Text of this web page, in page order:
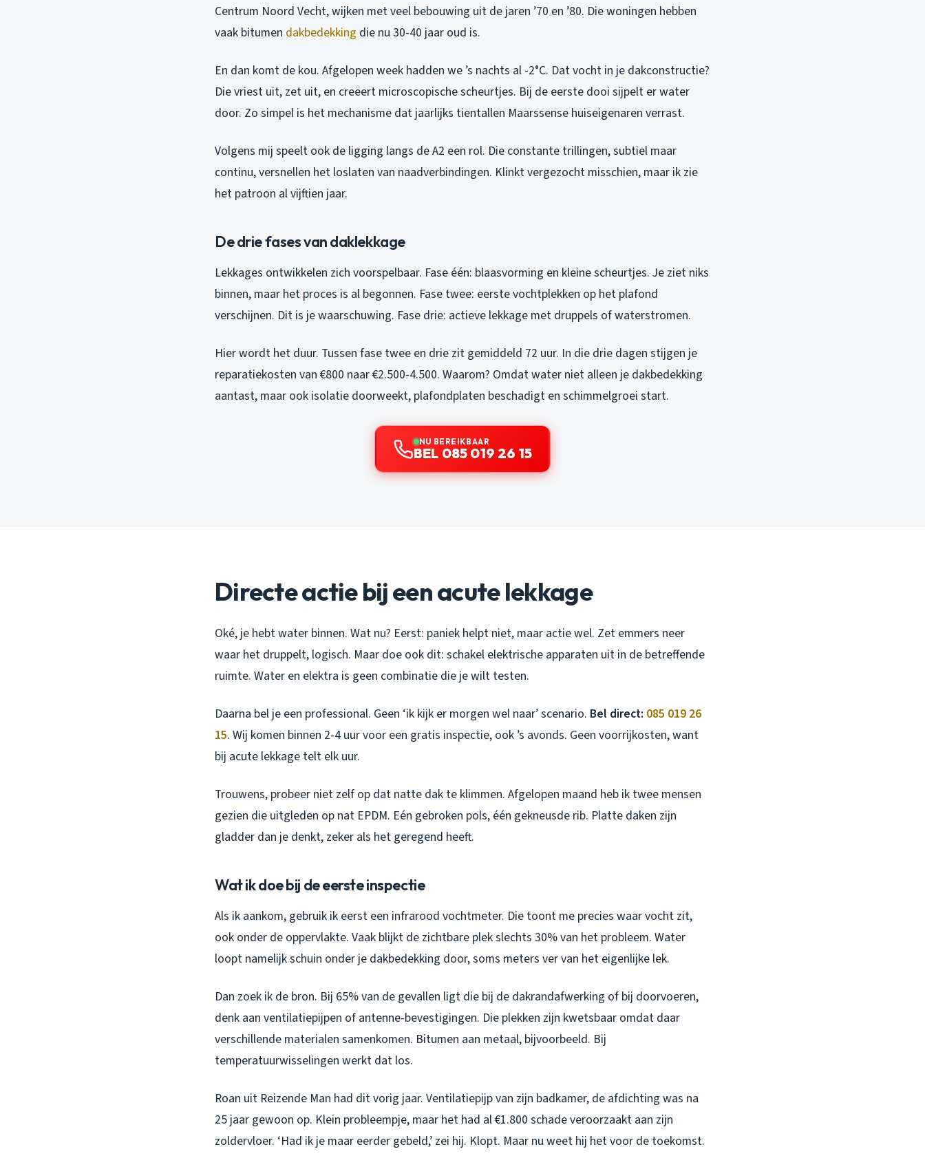
Centrum Noord Vecht, wijken met veel bebouwing uit de jaren ’70 en ’80. Die woningen hebben
vaak bitumen dakbedekking die nu 30-40 jaar oud is.
En dan komt de kou. Afgelopen week hadden we ’s nachts al -2°C. Dat vocht in je dakconstructie?
Die vriest uit, zet uit, en creëert microscopische scheurtjes. Bij de eerste dooi sijpelt er water
door. Zo simpel is het mechanisme dat jaarlijks tientallen Maarssense huiseigenaren verrast.
Volgens mij speelt ook de ligging langs de A2 een rol. Die constante trillingen, subtiel maar
continu, versnellen het loslaten van naadverbindingen. Klinkt vergezocht misschien, maar ik zie
het patroon al vijftien jaar.
De drie fases van daklekkage
Lekkages ontwikkelen zich voorspelbaar. Fase één: blaasvorming en kleine scheurtjes. Je ziet niks
binnen, maar het proces is al begonnen. Fase twee: eerste vochtplekken op het plafond
verschijnen. Dit is je waarschuwing. Fase drie: actieve lekkage met druppels of waterstromen.
Hier wordt het duur. Tussen fase twee en drie zit gemiddeld 72 uur. In die drie dagen stijgen je
reparatiekosten van €800 naar €2.500-4.500. Waarom? Omdat water niet alleen je dakbedekking
aantast, maar ook isolatie doorweekt, plafondplaten beschadigt en schimmelgroei start.
NU BEREIKBAAR
BEL 085 019 26 15
Directe actie bij een acute lekkage
Oké, je hebt water binnen. Wat nu? Eerst: paniek helpt niet, maar actie wel. Zet emmers neer
waar het druppelt, logisch. Maar doe ook dit: schakel elektrische apparaten uit in de betreffende
ruimte. Water en elektra is geen combinatie die je wilt testen.
Daarna bel je een professional. Geen ‘ik kijk er morgen wel naar’ scenario. Bel direct: 085 019 26
15. Wij komen binnen 2-4 uur voor een gratis inspectie, ook ’s avonds. Geen voorrijkosten, want
bij acute lekkage telt elk uur.
Trouwens, probeer niet zelf op dat natte dak te klimmen. Afgelopen maand heb ik twee mensen
gezien die uitgleden op nat EPDM. Eén gebroken pols, één gekneusde rib. Platte daken zijn
gladder dan je denkt, zeker als het geregend heeft.
Wat ik doe bij de eerste inspectie
Als ik aankom, gebruik ik eerst een infrarood vochtmeter. Die toont me precies waar vocht zit,
ook onder de oppervlakte. Vaak blijkt de zichtbare plek slechts 30% van het probleem. Water
loopt namelijk schuin onder je dakbedekking door, soms meters ver van het eigenlijke lek.
Dan zoek ik de bron. Bij 65% van de gevallen ligt die bij de dakrandafwerking of bij doorvoeren,
denk aan ventilatiepijpen of antenne-bevestigingen. Die plekken zijn kwetsbaar omdat daar
verschillende materialen samenkomen. Bitumen aan metaal, bijvoorbeeld. Bij
temperatuurwisselingen werkt dat los.
Roan uit Reizende Man had dit vorig jaar. Ventilatiepijp van zijn badkamer, de afdichting was na
25 jaar gewoon op. Klein probleempje, maar het had al €1.800 schade veroorzaakt aan zijn
zoldervloer. ‘Had ik je maar eerder gebeld,’ zei hij. Klopt. Maar nu weet hij het voor de toekomst.